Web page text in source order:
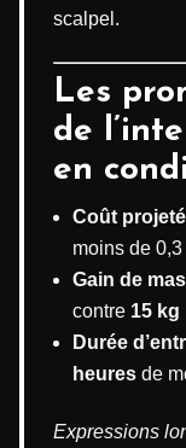
scalpel.
Les
de
en
Coût projeté
moins de
Gain de
contre 15 kg
Durée
heures de
Expressions